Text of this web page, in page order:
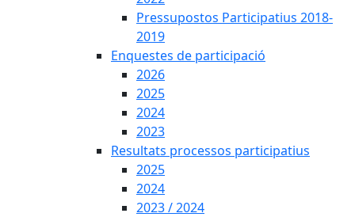
Pressupostos Participatius 2018-
2019
Enquestes de participació
2026
2025
2024
2023
Resultats processos participatius
2025
2024
2023 / 2024